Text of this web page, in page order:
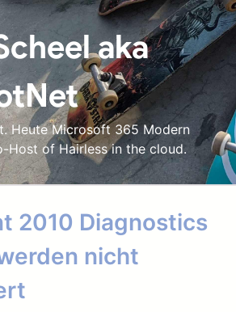
aka
Heute Microsoft 365 Modern
Host of Hairless in the cloud.
2010 Diagnostics
nicht